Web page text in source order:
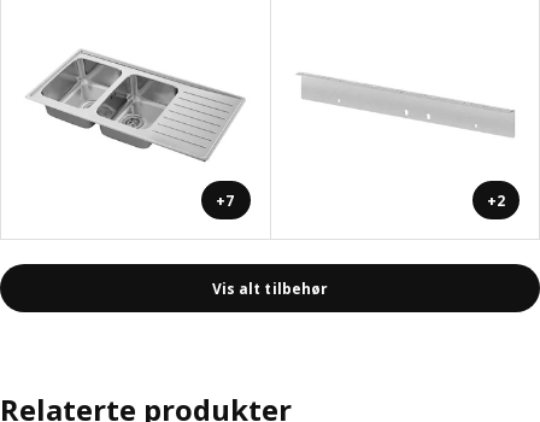
+7 +2
Vis alt tilbehør
Relaterte produkter